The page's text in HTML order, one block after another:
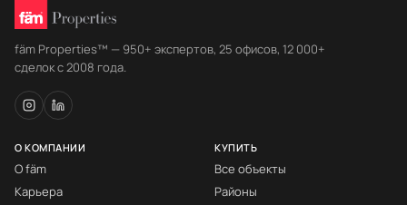
fäm Properties™ — 950+ экспертов, 25 офисов, 12 000+
сделок с 2008 года.
О КОМПАНИИ
О fäm
Карьера
КУПИТЬ
Все объекты
Районы